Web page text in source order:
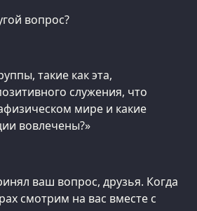
вопрос?
такие как эта,
служения, что
мире и какие
вовлечены?»
ваш вопрос, друзья. Когда
смотрим на вас вместе с